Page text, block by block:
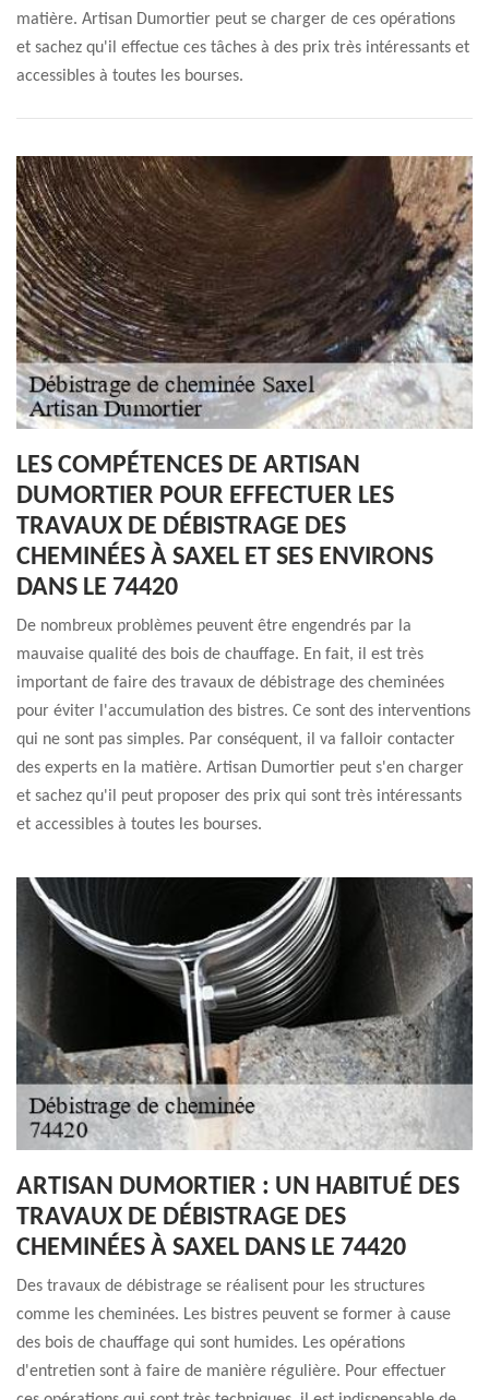
matière. Artisan Dumortier peut se charger de ces opérations
et sachez qu'il effectue ces tâches à des prix très intéressants et
accessibles à toutes les bourses.
LES COMPÉTENCES DE ARTISAN
DUMORTIER POUR EFFECTUER LES
TRAVAUX DE DÉBISTRAGE DES
CHEMINÉES À SAXEL ET SES ENVIRONS
DANS LE 74420
De nombreux problèmes peuvent être engendrés par la
mauvaise qualité des bois de chauffage. En fait, il est très
important de faire des travaux de débistrage des cheminées
pour éviter l'accumulation des bistres. Ce sont des interventions
qui ne sont pas simples. Par conséquent, il va falloir contacter
des experts en la matière. Artisan Dumortier peut s'en charger
et sachez qu'il peut proposer des prix qui sont très intéressants
et accessibles à toutes les bourses.
ARTISAN DUMORTIER : UN HABITUÉ DES
TRAVAUX DE DÉBISTRAGE DES
CHEMINÉES À SAXEL DANS LE 74420
Des travaux de débistrage se réalisent pour les structures
comme les cheminées. Les bistres peuvent se former à cause
des bois de chauffage qui sont humides. Les opérations
d'entretien sont à faire de manière régulière. Pour effectuer